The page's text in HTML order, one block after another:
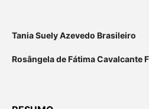
Tania Suely Azevedo Brasileiro
Rosângela de Fátima Cavalcante